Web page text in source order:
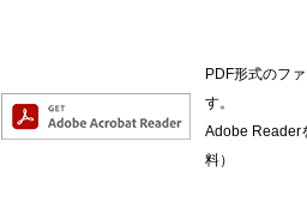
PDF形式のフ
す。
Adobe Reader
料）